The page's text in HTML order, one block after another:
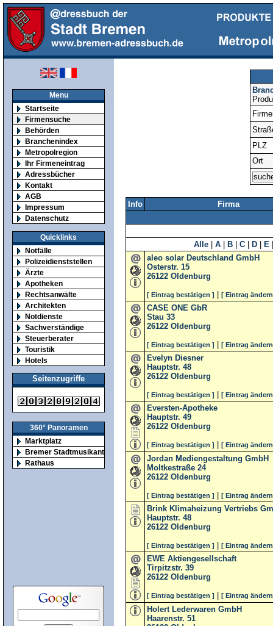
Menu
Startseite
Firmensuche
Behörden
Branchenindex
Metropolregion
Ihr Firmeneintrag
Adressbücher
Kontakt
AGB
Impressum
Datenschutz
Quicklinks
Notfälle
Polizeidienststellen
Ärzte
Apotheken
Rechtsanwälte
Architekten
Notdienste
Sachverständige
Steuerberater
Touristik
Hotels
Seitenzugriffe
360° Panoramen
Marktplatz
Bremer Stadtmusikanten
Rathaus
PLZ
Ort
Info Firma
Alle A B C D E
aleo solar Deutschland GmbH
Osterstr. 15
26122 Oldenburg
[ Eintrag bestätigen ] [ Eintrag
CASE ONE GbR
Stau 33
26122 Oldenburg
[ Eintrag bestätigen ] [ Eintrag
Evelyn Diesner
Hauptstr. 48
26122 Oldenburg
[ Eintrag bestätigen ] [ Eintrag
Eversten-Apotheke
Hauptstr. 49
26122 Oldenburg
[ Eintrag bestätigen ] [ Eintrag
Jordan Mediengestaltung GmbH
Moltkestraße 24
26122 Oldenburg
[ Eintrag bestätigen ] [ Eintrag
Brink Klimaheizung Vertriebs
Hauptstr. 48
26122 Oldenburg
[ Eintrag bestätigen ] [ Eintrag
EWE Aktiengesellschaft
Tirpitzstr. 39
26122 Oldenburg
[ Eintrag bestätigen ] [ Eintrag
Holert Lederwaren GmbH
Haarenstr. 51